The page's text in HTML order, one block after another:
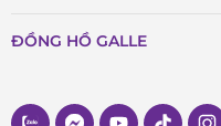
ĐỒNG HỒ GALLE